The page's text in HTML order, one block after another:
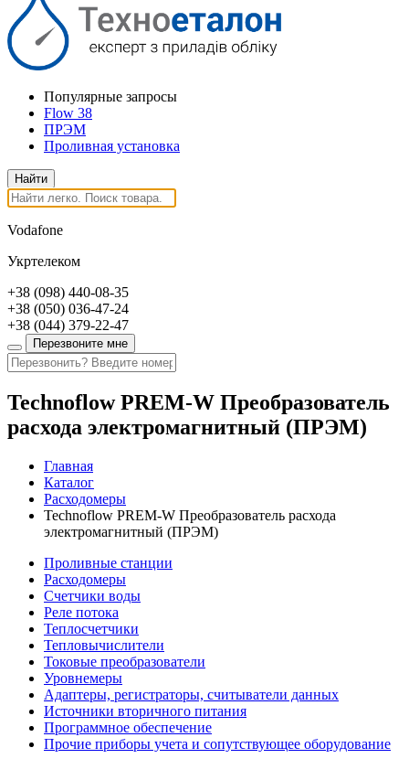
Популярные запросы
Flow 38
ПРЭМ
Проливная установка
Vodafone
Укртелеком
+38 (098) 440-08-35
+38 (050) 036-47-24
+38 (044) 379-22-47
Перезвоните мне
Technoflow PREM-W Преобразователь
расхода электромагнитный (ПРЭМ)
Главная
Каталог
Расходомеры
Technoflow PREM-W Преобразователь расхода
электромагнитный (ПРЭМ)
Проливные станции
Расходомеры
Счетчики воды
Реле потока
Теплосчетчики
Тепловычислители
Токовые преобразователи
Уровнемеры
Адаптеры, регистраторы, считыватели данных
Источники вторичного питания
Программное обеспечение
Прочие приборы учета и сопутствующее оборудование